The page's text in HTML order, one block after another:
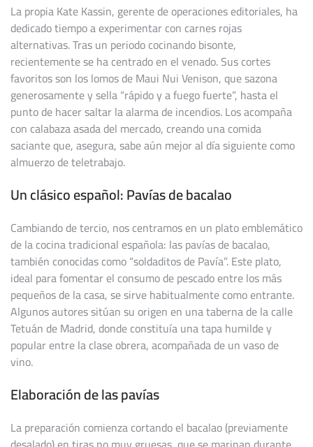
La propia Kate Kassin, gerente de operaciones editoriales, ha
dedicado tiempo a experimentar con carnes rojas
alternativas. Tras un periodo cocinando bisonte,
recientemente se ha centrado en el venado. Sus cortes
favoritos son los lomos de Maui Nui Venison, que sazona
generosamente y sella “rápido y a fuego fuerte”, hasta el
punto de hacer saltar la alarma de incendios. Los acompaña
con calabaza asada del mercado, creando una comida
saciante que, asegura, sabe aún mejor al día siguiente como
almuerzo de teletrabajo.
Un clásico español: Pavías de bacalao
Cambiando de tercio, nos centramos en un plato emblemático
de la cocina tradicional española: las pavías de bacalao,
también conocidas como “soldaditos de Pavía”. Este plato,
ideal para fomentar el consumo de pescado entre los más
pequeños de la casa, se sirve habitualmente como entrante.
Algunos autores sitúan su origen en una taberna de la calle
Tetuán de Madrid, donde constituía una tapa humilde y
popular entre la clase obrera, acompañada de un vaso de
vino.
Elaboración de las pavías
La preparación comienza cortando el bacalao (previamente